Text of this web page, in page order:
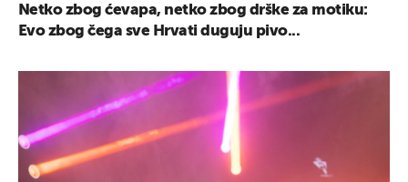
Netko zbog ćevapa, netko zbog drške za motiku:
Evo zbog čega sve Hrvati duguju pivo...